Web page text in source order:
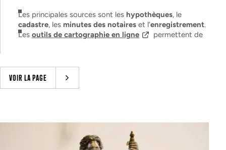
Les principales sources sont les hypothèques, le
cadastre, les minutes des notaireset l’enregistrement.
Les outils de cartographie en ligne
permettent de
plupart des recherches débutent en ligne, d’autres
s’accomplissent uniquement en salle de lecture. Pas de
panique, les pages ci-après sont là pour vous guider
VOIR LA PAGE